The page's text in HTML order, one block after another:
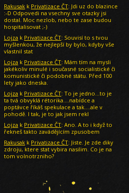
Rakusak k Privatizace ČT: Jdi uz do blazince
:-D Odpovedi na vsechny sve otazky jsi
dostal. Moc nezlob, nebo te zase budou
hospitalisovat ;-)
Lojza k Privatizace ČT: Souvisí to s tvou
myšlenkou, že nejlepší by bylo, kdyby vše
vlastnil stat
Lojza k Privatizace ČT: Mám tím na mysli
jakékoliv minulé i současné socialistické či
komunistické či podobné státu. Před 100
lety jako dneska.
Lojza k Privatizace ČT: To je jedno...to je
ta tvá obvyklá rétorika....nabídce a
poptávce říkáš spekulace a tak....ale v
pohodě. I tak, je to jak jsem rekl
Lojza k Privatizace ČT: Ano. A to i když to
řekneš takto zavádějícím zpusobem
Rakusak k Privatizace ČT: Jiste. Je zde diky
zdroju, ktere stat vybira nasilim. Co je na
tom volnotrzniho?